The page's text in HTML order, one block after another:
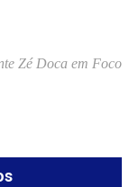
Zé Doca em Foco